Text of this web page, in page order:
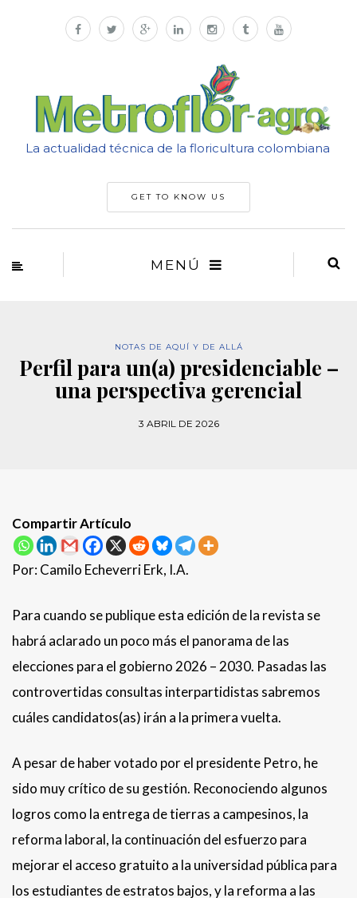
La actualidad técnica de la floricultura colombiana
GET TO KNOW US
MENÚ
NOTAS DE AQUÍ Y DE ALLÁ
Perfil para un(a) presidenciable –
una perspectiva gerencial
3 ABRIL DE 2026
Compartir Artículo
Por: Camilo Echeverri Erk, I.A.
Para cuando se publique esta edición de la revista se
habrá aclarado un poco más el panorama de las
elecciones para el gobierno 2026 – 2030. Pasadas las
controvertidas consultas interpartidistas sabremos
cuáles candidatos(as) irán a la primera vuelta.
A pesar de haber votado por el presidente Petro, he
sido muy crítico de su gestión. Reconociendo algunos
logros como la entrega de tierras a campesinos, la
reforma laboral, la continuación del esfuerzo para
mejorar el acceso gratuito a la universidad pública para
los estudiantes de estratos bajos, y la reforma a las